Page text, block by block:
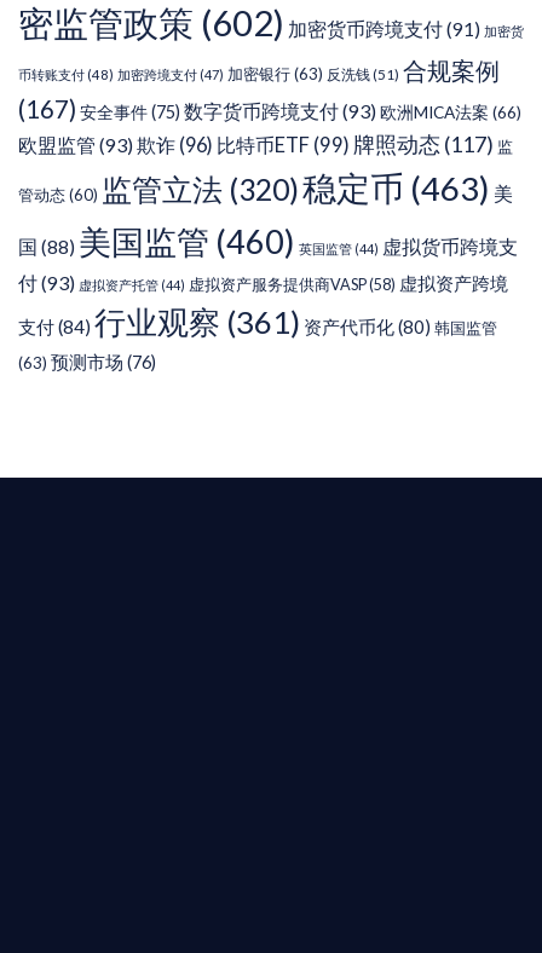
密监管政策 (602) 加密货币跨境支付(91) 加密货
币转账支付 (48) 加密跨境支付 (47) 加密银行(63) 反洗钱(51) 合规案例
(167) 安全事件(75) 数字货币跨境支付(93)欧洲MICA法案 (66)
欧盟监管 (93)欺诈 (96) 比特币ETF (99) 牌照动态 (117) 监
管动态(60) 监管立法 (320)稳定币 (463) 美
国 (88) 美国监管 (460) 英国监管 (44) 虚拟货币跨境支
付(93) 虚拟资产托管 (44) 虚拟资产服务提供商VASP(58) 虚拟资产跨境
支付(84) 行业观察 (361) 资产代币化(80) 韩国监管
(63) 预测市场 (76)